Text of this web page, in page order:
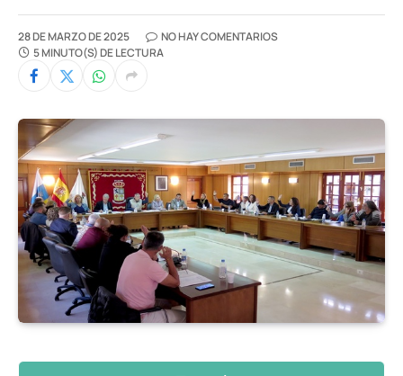
28 DE MARZO DE 2025
NO HAY COMENTARIOS
5 MINUTO(S) DE LECTURA